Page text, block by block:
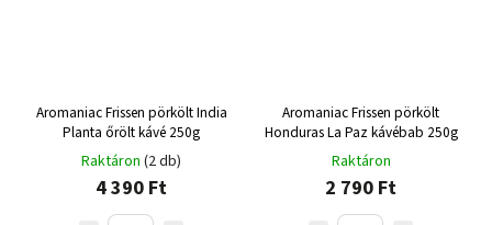
Aromaniac Frissen pörkölt India
Planta őrölt kávé 250g
Raktáron (2 db)
4 390 Ft
Aromaniac Frissen pörkölt
Honduras La Paz kávébab 250g
Raktáron
2 790 Ft